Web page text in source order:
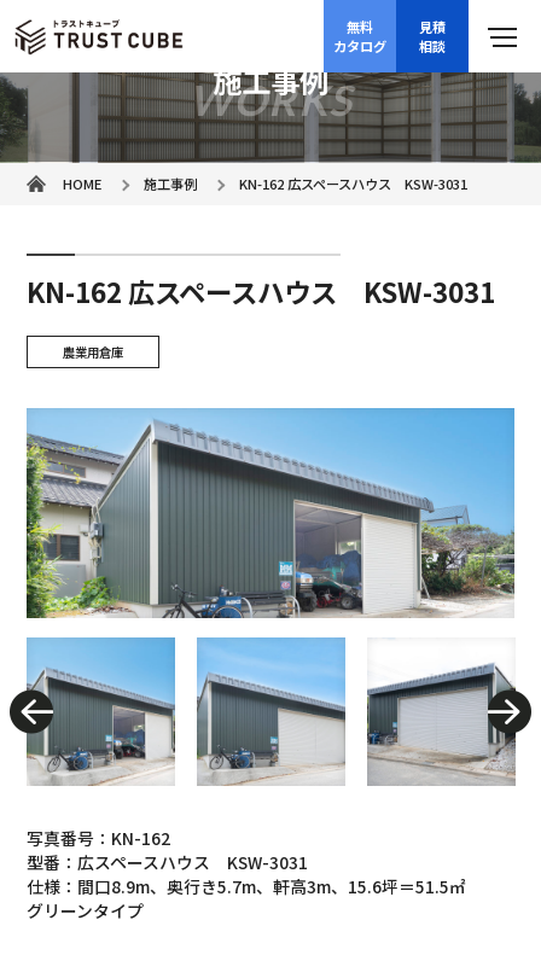
無料
カタログ
見積
相談
施工事例
WORKS
HOME 施工事例 KN-162 広スペースハウス KSW-3031
KN-162 広スペースハウス KSW-3031
農業用倉庫
写真番号：KN-162
型番：広スペースハウス KSW-3031
仕様：間口8.9m、奥行き5.7m、軒高3m、15.6坪＝51.5㎡
グリーンタイプ